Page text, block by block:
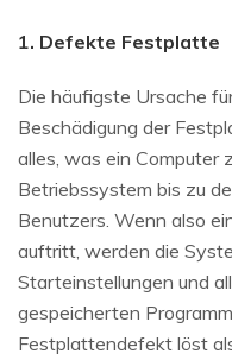
1. Defekte Festplatte
Die häufigste Ursache
Beschädigung der
alles, was ein Computer
Betriebssystem bis zu
Benutzers. Wenn also
auftritt, werden die
Starteinstellungen und
gespeicherten
Festplattendefekt löst